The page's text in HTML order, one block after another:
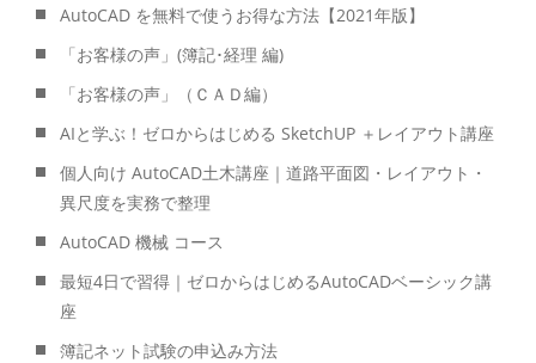
AutoCAD を無料で使うお得な方法【2021年版】
「お客様の声」(簿記･経理 編)
「お客様の声」（ＣＡＤ編）
AIと学ぶ！ゼロからはじめる SketchUP ＋レイアウト講座
個人向け AutoCAD土木講座｜道路平面図・レイアウト・
異尺度を実務で整理
AutoCAD 機械 コース
最短4日で習得｜ゼロからはじめるAutoCADベーシック講
座
簿記ネット試験の申込み方法